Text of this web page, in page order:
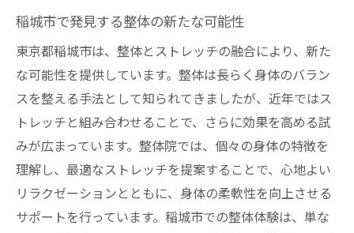
稲城市で発見する整体の新たな可能性
東京都稲城市は、整体とストレッチの融合により、新た
な可能性を提供しています。整体は長らく身体のバラン
スを整える手法として知られてきましたが、近年ではス
トレッチと組み合わせることで、さらに効果を高める試
みが広まっています。整体院では、個々の身体の特徴を
理解し、最適なストレッチを提案することで、心地よい
リラクゼーションとともに、身体の柔軟性を向上させる
サポートを行っています。稲城市での整体体験は、単な